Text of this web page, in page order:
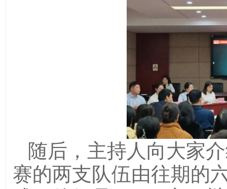
随后，主持人向大家
赛的两支队伍由往期的